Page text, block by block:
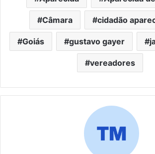
Câmara cidadão
Goiás gustavo gayer
vereadores